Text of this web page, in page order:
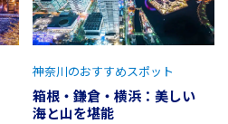
箱根・鎌倉・横浜：美しい
海と山を堪能
神奈川のおすすめスポット